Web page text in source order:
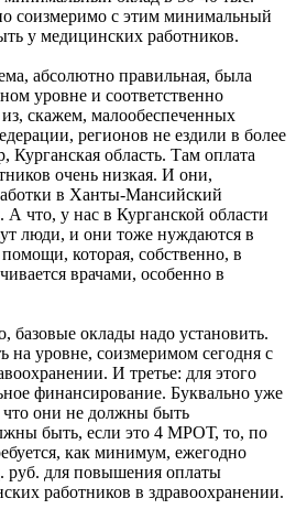
соизмеримо с этим минимальный
у медицинских работников.
абсолютно правильная, была
уровне и соответственно
скажем, малообеспеченных
регионов не ездили в более
область. Там оплата
очень низкая. И они,
в Ханты-Мансийский
что, у нас в Курганской области
люди, и они тоже нуждаются в
которая, собственно, в
врачами, особенно в
базовые оклады надо установить.
уровне, соизмеримом сегодня с
И третье: для этого
финансирование. Буквально уже
что они не должны быть
быть, если это 4 МРОТ, то, по
как минимум, ежегодно
руб. для повышения оплаты
работников в здравоохранении.